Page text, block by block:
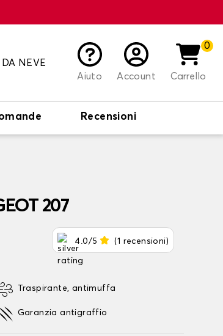
NEVE
Aiuto
Account
0
Carrello
Recensioni
207
4.0/5 (1 recensioni)
Traspirante, antimuffa
Garanzia antigraffio